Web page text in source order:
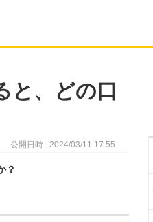
と、どの口
公開日時 : 2024/03/11 17:55
？